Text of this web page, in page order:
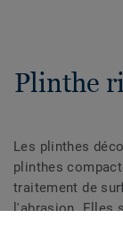
Plinthe
Les plinthes
plinthes
traitement de
l'abrasion. Elles